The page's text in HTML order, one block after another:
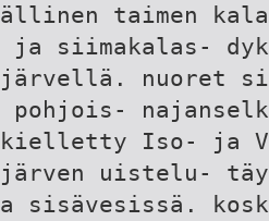
taimen
ja siimakalas-
nuoret
pohjois-
Iso- ja
uistelu-
sisävesissä.